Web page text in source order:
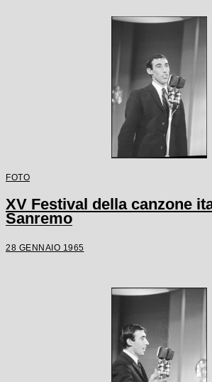
FOTO
XV Festival della canzone
Sanremo
28 GENNAIO 1965